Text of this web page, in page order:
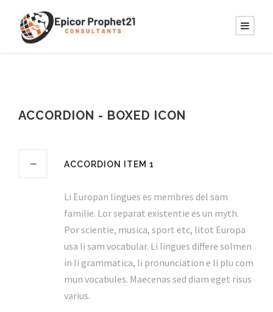
ACCORDION - BOXED ICON
ACCORDION ITEM 1
Li Europan lingues es membres del sam
familie. Lor separat existentie es un myth.
Por scientie, musica, sport etc, litot Europa
usa li sam vocabular. Li lingues differe solmen
in li grammatica, li pronunciation e li plu com
mun vocabules. Maecenas sed diam eget risus
varius.